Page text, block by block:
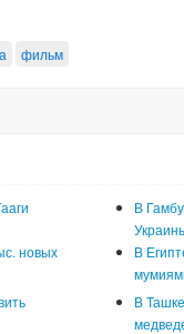
фильм
В
новых
В
В